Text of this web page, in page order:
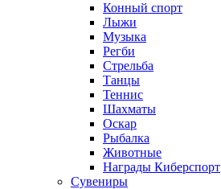
Конный спорт
Лыжи
Музыка
Регби
Стрельба
Танцы
Теннис
Шахматы
Оскар
Рыбалка
Животные
Награды Киберспорт
Сувениры